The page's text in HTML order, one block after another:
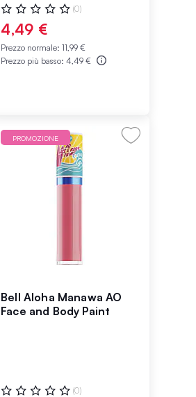
Valutazione:
0%
(0)
4,49 €
Prezzo normale: 11,99 €
Prezzo più basso: 4,49 €
PROMOZIONE
Bell Aloha Manawa AO
Face and Body Paint
Valutazione:
(0)